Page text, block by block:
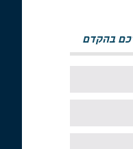
בהקדם